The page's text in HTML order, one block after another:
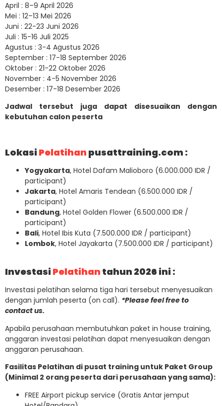
April : 8–9 April 2026
Mei : 12–13 Mei 2026
Juni : 22-23 Juni 2026
Juli : 15-16 Juli 2025
Agustus : 3-4 Agustus 2026
September : 17-18 September 2026
Oktober : 21-22 Oktober 2026
November : 4-5 November 2026
Desember : 17-18 Desember 2026
Jadwal tersebut juga dapat disesuaikan dengan
kebutuhan calon peserta
Lokasi Pelatihan pusattraining.com :
Yogyakarta, Hotel Dafam Malioboro (6.000.000 IDR /
participant)
Jakarta, Hotel Amaris Tendean (6.500.000 IDR /
participant)
Bandung, Hotel Golden Flower (6.500.000 IDR /
participant)
Bali, Hotel Ibis Kuta (7.500.000 IDR / participant)
Lombok, Hotel Jayakarta (7.500.000 IDR / participant)
Investasi Pelatihan tahun 2026 ini :
Investasi pelatihan selama tiga hari tersebut menyesuaikan
dengan jumlah peserta (on call). *Please feel free to
contact us.
Apabila perusahaan membutuhkan paket in house training,
anggaran investasi pelatihan dapat menyesuaikan dengan
anggaran perusahaan.
Fasilitas Pelatihan di pusat training untuk Paket Group
(Minimal 2 orang peserta dari perusahaan yang sama):
FREE Airport pickup service (Gratis Antar jemput